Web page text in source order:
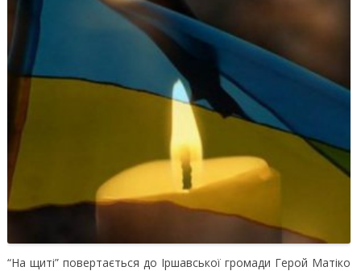
“На щиті” повертається до Іршавської громади Герой Матіко